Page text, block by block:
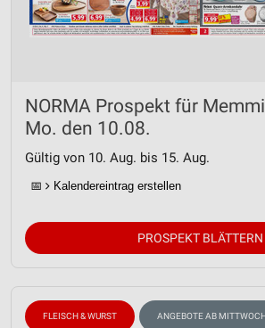
NORMA Prospekt für
Mo. den 10.08.
Gültig von 10. Aug. bis 15. Aug.
📅 Kalendereintrag erstellen
PROSPEKT BLÄTTERN
FLEISCH & WURST ANGEBOTE AB